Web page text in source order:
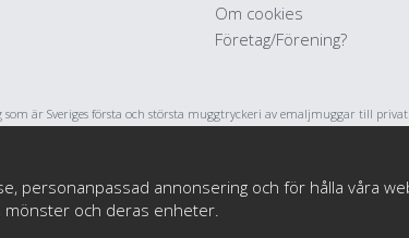
Om cookies
Företag/Förening?
är Sveriges första och största muggtryckeri av emaljmuggar till
Vi startade i maj 2017 har har sedan dess levererat emaljmuggar
personanpassad annonsering och för hålla våra
mönster och deras enheter.